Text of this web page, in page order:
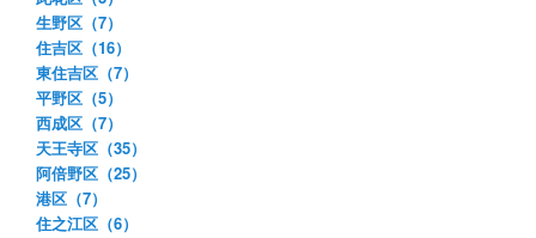
生野区（7）
住吉区（16）
東住吉区（7）
平野区（5）
西成区（7）
天王寺区（35）
阿倍野区（25）
港区（7）
住之江区（6）